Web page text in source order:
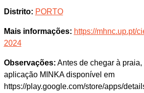
Distrito: PORTO
Mais informações: https://mhnc.up.pt/
2024
Observações: Antes de chegar à praia,
aplicação MINKA disponível em
https://play.google.com/store/apps/